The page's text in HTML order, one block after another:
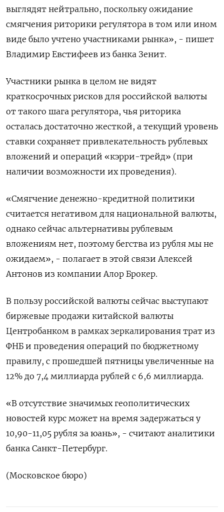
выглядят нейтрально, поскольку ожидание
смягчения риторики регулятора в том или ином
виде было учтено участниками рынка», - пишет
Владимир Евстифеев из банка Зенит.
Участники рынка в целом не видят
краткосрочных рисков для российской валюты
от такого шага регулятора, чья риторика
осталась достаточно жесткой, а текущий уровень
ставки сохраняет привлекательность рублевых
вложений и операций «кэрри-трейд» (при
наличии возможности их проведения).
«Смягчение денежно-кредитной политики
считается негативом для национальной валюты,
однако сейчас альтернативы рублевым
вложениям нет, поэтому бегства из рубля мы не
ожидаем», - полагает в этой связи Алексей
Антонов из компании Алор Брокер.
В пользу российской валюты сейчас выступают
биржевые продажи китайской валюты
Центробанком в рамках зеркалирования трат из
ФНБ и проведения операций по бюджетному
правилу, с прошедшей пятницы увеличенные на
12% до 7,4 миллиарда рублей с 6,6 миллиарда.
«В отсутствие значимых геополитических
новостей курс может на время задержаться у
10,90-11,05 рубля за юань», - считают аналитики
банка Санкт-Петербург.
(Московское бюро)